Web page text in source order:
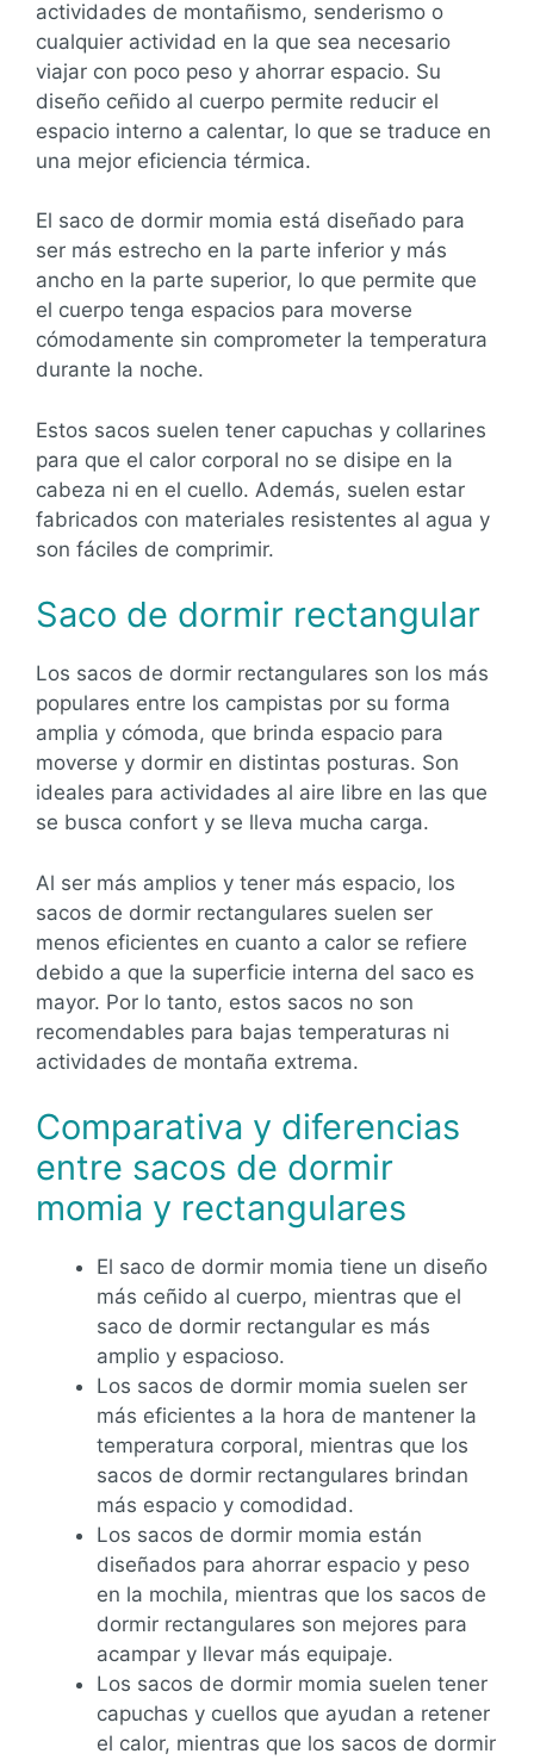
actividades de montañismo, senderismo o
cualquier actividad en la que sea necesario
viajar con poco peso y ahorrar espacio. Su
diseño ceñido al cuerpo permite reducir el
espacio interno a calentar, lo que se traduce en
una mejor eficiencia térmica.
El saco de dormir momia está diseñado para
ser más estrecho en la parte inferior y más
ancho en la parte superior, lo que permite que
el cuerpo tenga espacios para moverse
cómodamente sin comprometer la temperatura
durante la noche.
Estos sacos suelen tener capuchas y collarines
para que el calor corporal no se disipe en la
cabeza ni en el cuello. Además, suelen estar
fabricados con materiales resistentes al agua y
son fáciles de comprimir.
Saco de dormir rectangular
Los sacos de dormir rectangulares son los más
populares entre los campistas por su forma
amplia y cómoda, que brinda espacio para
moverse y dormir en distintas posturas. Son
ideales para actividades al aire libre en las que
se busca confort y se lleva mucha carga.
Al ser más amplios y tener más espacio, los
sacos de dormir rectangulares suelen ser
menos eficientes en cuanto a calor se refiere
debido a que la superficie interna del saco es
mayor. Por lo tanto, estos sacos no son
recomendables para bajas temperaturas ni
actividades de montaña extrema.
Comparativa y diferencias
entre sacos de dormir
momia y rectangulares
El saco de dormir momia tiene un diseño
más ceñido al cuerpo, mientras que el
saco de dormir rectangular es más
amplio y espacioso.
Los sacos de dormir momia suelen ser
más eficientes a la hora de mantener la
temperatura corporal, mientras que los
sacos de dormir rectangulares brindan
más espacio y comodidad.
Los sacos de dormir momia están
diseñados para ahorrar espacio y peso
en la mochila, mientras que los sacos de
dormir rectangulares son mejores para
acampar y llevar más equipaje.
Los sacos de dormir momia suelen tener
capuchas y cuellos que ayudan a retener
el calor, mientras que los sacos de dormir